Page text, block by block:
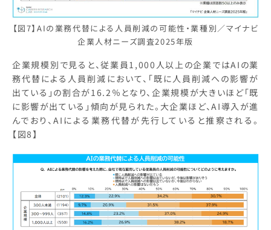
【図7】AIの業務代替による人員削減の可能性・業種別／マイナビ
企業人材ニーズ調査2025年版
企業規模別で見ると、従業員1,000人以上の企業ではAIの業
務代替による人員削減において、「既に人員削減への影響が
出ている」の割合が16.2％となり、企業規模が大きいほど「既
に影響が出ている」傾向が見られた。大企業ほど、AI導入が進
んでおり、AIによる業務代替が先行していると推察される。
【図8】